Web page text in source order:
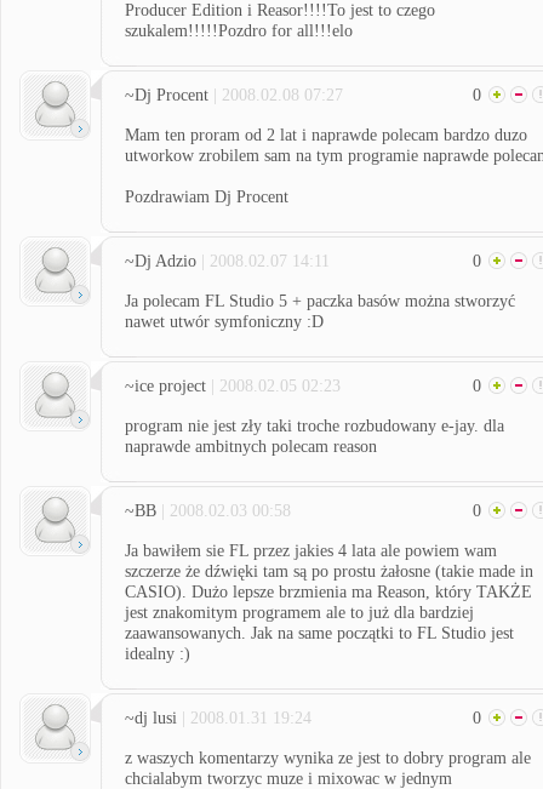
Producer Edition i Reasor!!!!To jest to czego
szukalem!!!!!Pozdro for all!!!elo
~Dj Procent | 2008.02.08 07:27 0
Mam ten proram od 2 lat i naprawde polecam bardzo duzo
utworkow zrobilem sam na tym programie naprawde
Pozdrawiam Dj Procent
~Dj Adzio | 2008.02.07 14:11 0
Ja polecam FL Studio 5 + paczka basów można stworzyć
nawet utwór symfoniczny :D
~ice project | 2008.02.05 02:23 0
program nie jest zły taki troche rozbudowany e-jay. dla
naprawde ambitnych polecam reason
~BB | 2008.02.03 00:58 0
Ja bawiłem sie FL przez jakies 4 lata ale powiem wam
szczerze że dźwięki tam są po prostu żałosne (takie made in
CASIO). Dużo lepsze brzmienia ma Reason, który TAKŻE
jest znakomitym programem ale to już dla bardziej
zaawansowanych. Jak na same początki to FL Studio jest
idealny :)
~dj lusi | 2008.01.31 19:24 0
z waszych komentarzy wynika ze jest to dobry program ale
chcialabym tworzyc muze i mixowac w jednym